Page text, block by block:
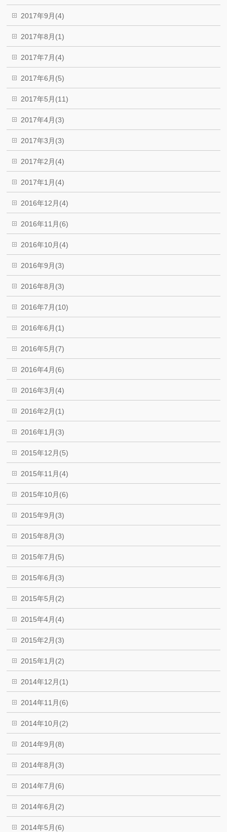
2017年9月(4)
2017年8月(1)
2017年7月(4)
2017年6月(5)
2017年5月(11)
2017年4月(3)
2017年3月(3)
2017年2月(4)
2017年1月(4)
2016年12月(4)
2016年11月(6)
2016年10月(4)
2016年9月(3)
2016年8月(3)
2016年7月(10)
2016年6月(1)
2016年5月(7)
2016年4月(6)
2016年3月(4)
2016年2月(1)
2016年1月(3)
2015年12月(5)
2015年11月(4)
2015年10月(6)
2015年9月(3)
2015年8月(3)
2015年7月(5)
2015年6月(3)
2015年5月(2)
2015年4月(4)
2015年2月(3)
2015年1月(2)
2014年12月(1)
2014年11月(6)
2014年10月(2)
2014年9月(8)
2014年8月(3)
2014年7月(6)
2014年6月(2)
2014年5月(6)